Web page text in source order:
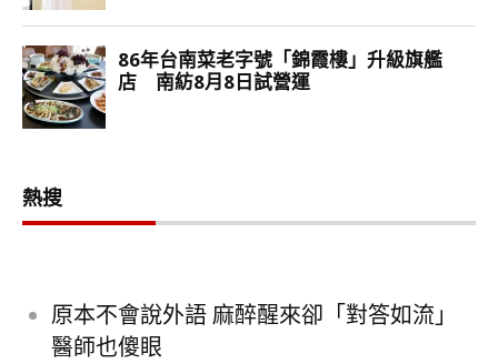
熱搜
原本不會說外語 麻醉醒來卻「對答如流」
醫師也傻眼